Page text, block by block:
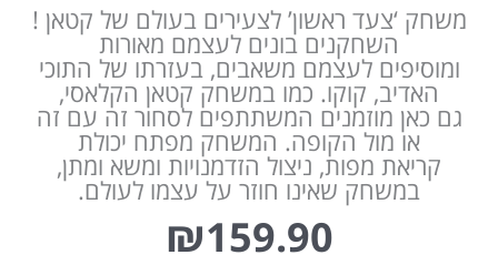
משחק ‘צעד ראשון’ לצעירים בעולם של קטאן !
השחקנים בונים לעצמם מאורות
ומוסיפים לעצמם משאבים, בעזרתו של התוכי
האדיב, קוקו. כמו במשחק קטאן הקלאסי,
גם כאן מוזמנים המשתתפים לסחור זה עם זה
או מול הקופה. המשחק מפתח יכולת
קריאת מפות, ניצול הזדמנויות ומשא ומתן,
במשחק שאינו חוזר על עצמו לעולם.
₪159.90